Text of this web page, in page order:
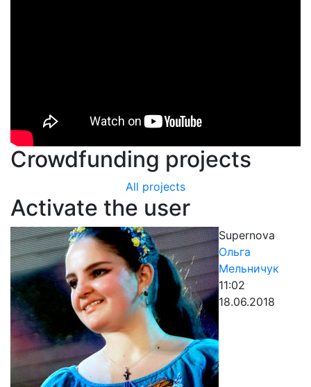
Crowdfunding projects
All projects
Activate the user
Supernova
Ольга
Мельничук
11:02
18.06.2018